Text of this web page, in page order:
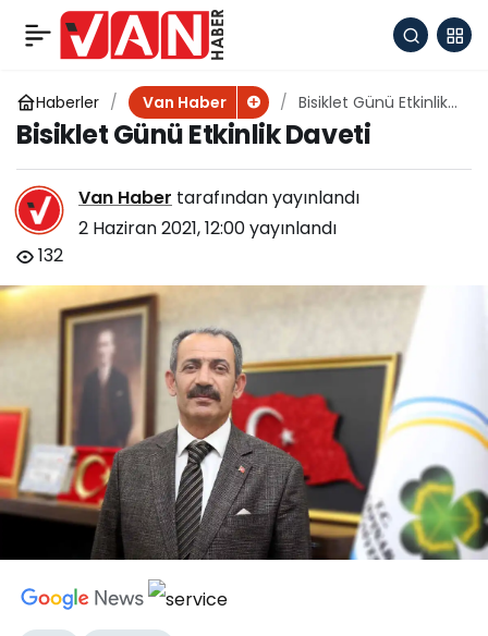
Haberler Van Haber
Bisiklet Günü Etkinlik
Daveti
Bisiklet Günü Etkinlik Daveti
Van Haber tarafından yayınlandı
2 Haziran 2021, 12:00yayınlandı
132
Çaldıran’da husumetli
aileler barıştı
Paylaş